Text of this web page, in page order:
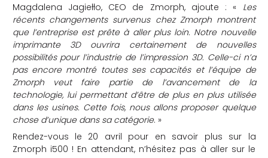
Magdalena Jagiełło, CEO de Zmorph, ajoute : « Les
récents changements survenus chez Zmorph montrent
que l’entreprise est prête à aller plus loin. Notre nouvelle
imprimante 3D ouvrira certainement de nouvelles
possibilités pour l’industrie de l’impression 3D. Celle-ci n’a
pas encore montré toutes ses capacités et l’équipe de
Zmorph veut faire partie de l’avancement de la
technologie, lui permettant d’être de plus en plus utilisée
dans les usines. Cette fois, nous allons proposer quelque
chose d’unique dans sa catégorie. »
Rendez-vous le 20 avril pour en savoir plus sur la
Zmorph i500 ! En attendant, n’hésitez pas à aller sur le